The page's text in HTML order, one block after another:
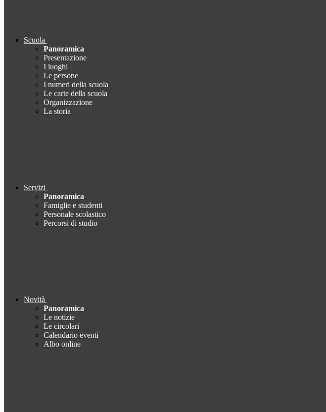
Scuola
Panoramica
Presentazione
I luoghi
Le persone
I numeri della scuola
Le carte della scuola
Organizzazione
La storia
Servizi
Panoramica
Famiglie e studenti
Personale scolastico
Percorsi di studio
Novità
Panoramica
Le notizie
Le circolari
Calendario eventi
Albo online